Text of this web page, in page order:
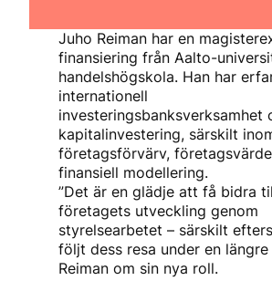
Juho Reiman har en
finansiering från Aalto-
handelshögskola. Han har
internationell
investeringsbanksverksamhet
kapitalinvestering, särskilt
företagsförvärv,
finansiell modellering.
”Det är en glädje att få bidra
företagets utveckling genom
styrelsearbetet – särskilt
följt dess resa under en längre
Reiman om sin nya roll.